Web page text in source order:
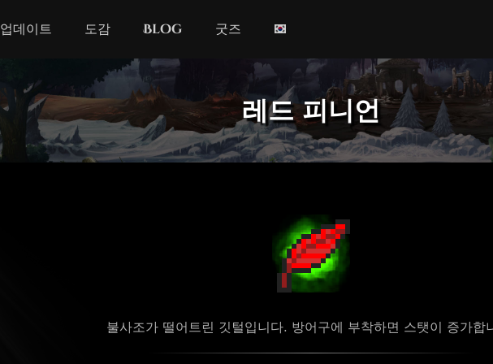
업데이트 도감 Blog 굿즈
레드 피니언
불사조가 떨어트린 깃털입니다. 방어구에 부착하면 스탯이 증가합